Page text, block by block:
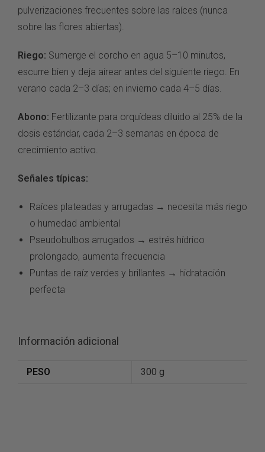
pulverizaciones frecuentes sobre las raíces (nunca
sobre las flores abiertas).
Riego: Sumerge el corcho en agua 5–10 minutos,
escurre bien y deja airear antes del siguiente riego. En
verano cada 2–3 días; en invierno cada 4–5 días.
Abono: Fertilizante para orquídeas diluido al 25% de la
dosis estándar, cada 2–3 semanas en época de
crecimiento activo.
Señales típicas:
Raíces plateadas y arrugadas → necesita más riego
o humedad ambiental
Pseudobulbos arrugados → estrés hídrico
prolongado, aumenta frecuencia
Puntas de raíz verdes y brillantes → hidratación
perfecta
Información adicional
PESO 300 g